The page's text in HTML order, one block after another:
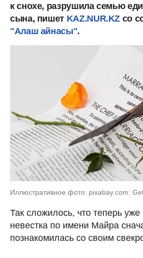
к снохе, разрушила семью
сына, пишет KAZ.NUR.KZ со
"Алаш айнасы".
Иллюстративное фото: pixabay.com:
Так сложилось, что теперь
невестка по имени Майра
познакомилась со своим